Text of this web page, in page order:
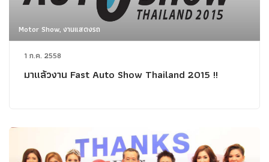
Motor Show, งานแสดงรถ
1 ก.ค. 2558
มาแล้วงาน Fast Auto Show Thailand 2015 !!